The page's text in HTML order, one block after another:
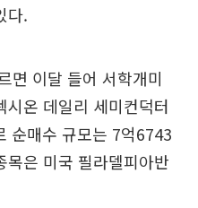
다.
면 이달 들어 서학개미
온 데일리 세미컨덕터
순매수 규모는 7억6743
은 미국 필라델피아반